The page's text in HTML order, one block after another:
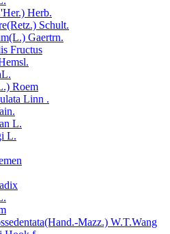
Herb.
Schult.
Gaertrn.
Fructus
Roem
Linn .
L.
L.
Mazz.) W.T.Wang